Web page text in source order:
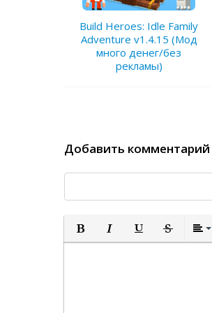
Build Heroes: Idle Family
Adventure v1.4.15 (Мод
много денег/без
рекламы)
Добавить комментарий
Полужирный
КурсивПодчеркнутый